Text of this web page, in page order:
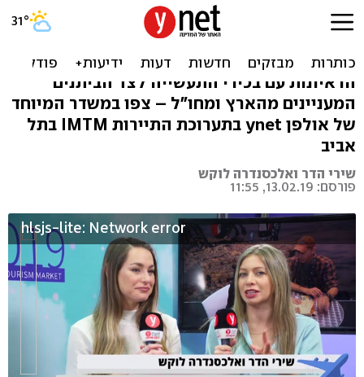
היום השני בחגיגת התיירות
הבינלאומית בתל אביב
הראיונות עם בכירי התעשייה לצד הביתנים
המעניינים מהארץ ומחו"ל – צפו במשדר המיוחד
של אולפן ynet בתערוכת התיירות IMTM בתל
אביב
שירי הדר ואלכסנדרה לוקש
פורסם: 13.02.19, 11:55
hlsjs-lite: Network error